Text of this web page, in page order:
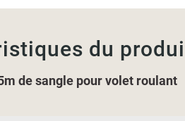
du
de sangle pour volet roulant